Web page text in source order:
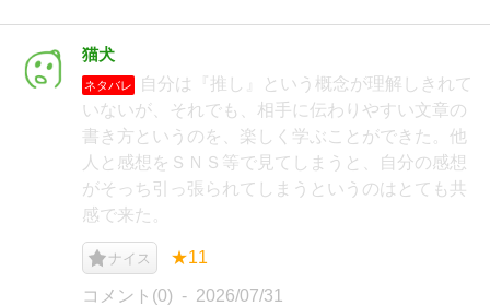
猫犬
ネタバレ
自分は『推し』という概念が理解しきれて
いないが、それでも、相手に伝わりやすい文章の
書き方というのを、楽しく学ぶことができた。他
人と感想をＳＮＳ等で見てしまうと、自分の感想
がそっち引っ張られてしまうというのはとても共
感で来た。
ナイス ★11
コメント(0) 2026/07/31